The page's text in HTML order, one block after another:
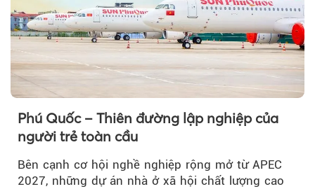
Phú Quốc – Thiên đường lập nghiệp của
người trẻ toàn cầu
Bên cạnh cơ hội nghề nghiệp rộng mở từ APEC
2027, những dự án nhà ở xã hội chất lượng cao